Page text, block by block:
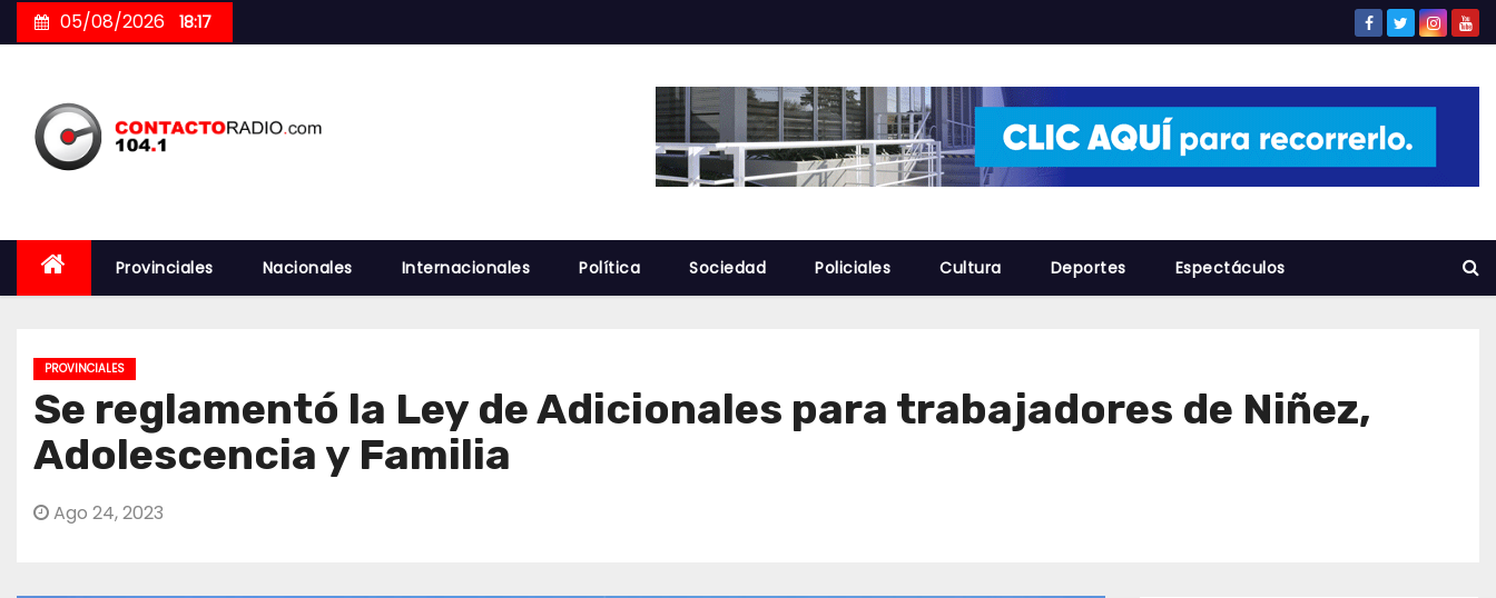
to
05/08/2026 18:17
Provinciales Nacionales Internacionales Política Sociedad Policiales Cultura Deportes Espectáculos
PROVINCIALES
Se reglamentó la Ley de Adicionales para trabajadores de Niñez,
Adolescencia y Familia
Ago 24, 2023